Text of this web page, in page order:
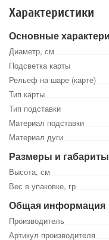
Характеристики
Основные
Диаметр, см
Подсветка карты
Рельеф на шаре (карте)
Тип карты
Тип подставки
Материал подставки
Материал дуги
Размеры и габариты
Высота, см
Вес в упаковке, гр
Общая информация
Производитель
Артикул производителя